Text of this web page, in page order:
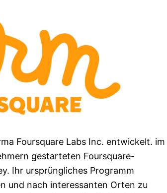
Foursquare Labs Inc. entwickelt. im
gestarteten Foursquare-
Ihr ursprüngliches Programm
und nach interessanten Orten zu